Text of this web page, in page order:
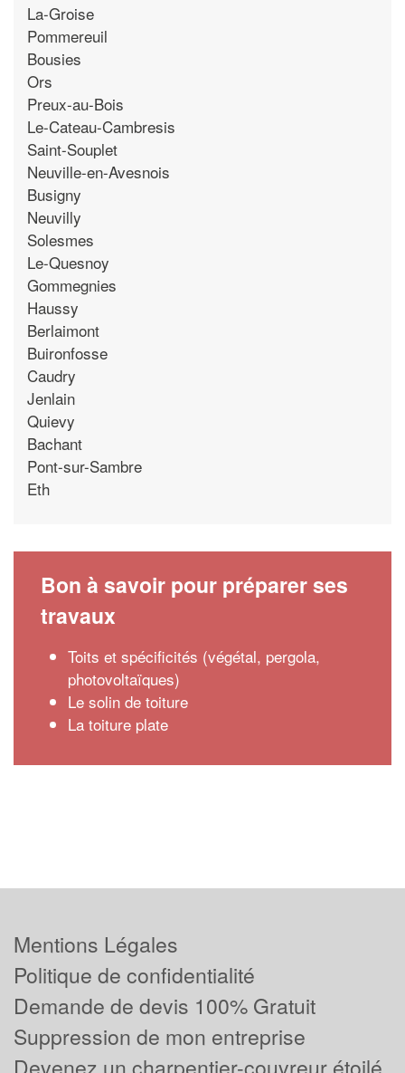
La-Groise
Pommereuil
Bousies
Ors
Preux-au-Bois
Le-Cateau-Cambresis
Saint-Souplet
Neuville-en-Avesnois
Busigny
Neuvilly
Solesmes
Le-Quesnoy
Gommegnies
Haussy
Berlaimont
Buironfosse
Caudry
Jenlain
Quievy
Bachant
Pont-sur-Sambre
Eth
Bon à savoir pour préparer ses
travaux
Toits et spécificités (végétal, pergola,
photovoltaïques)
Le solin de toiture
La toiture plate
Mentions Légales
Politique de confidentialité
Demande de devis 100% Gratuit
Suppression de mon entreprise